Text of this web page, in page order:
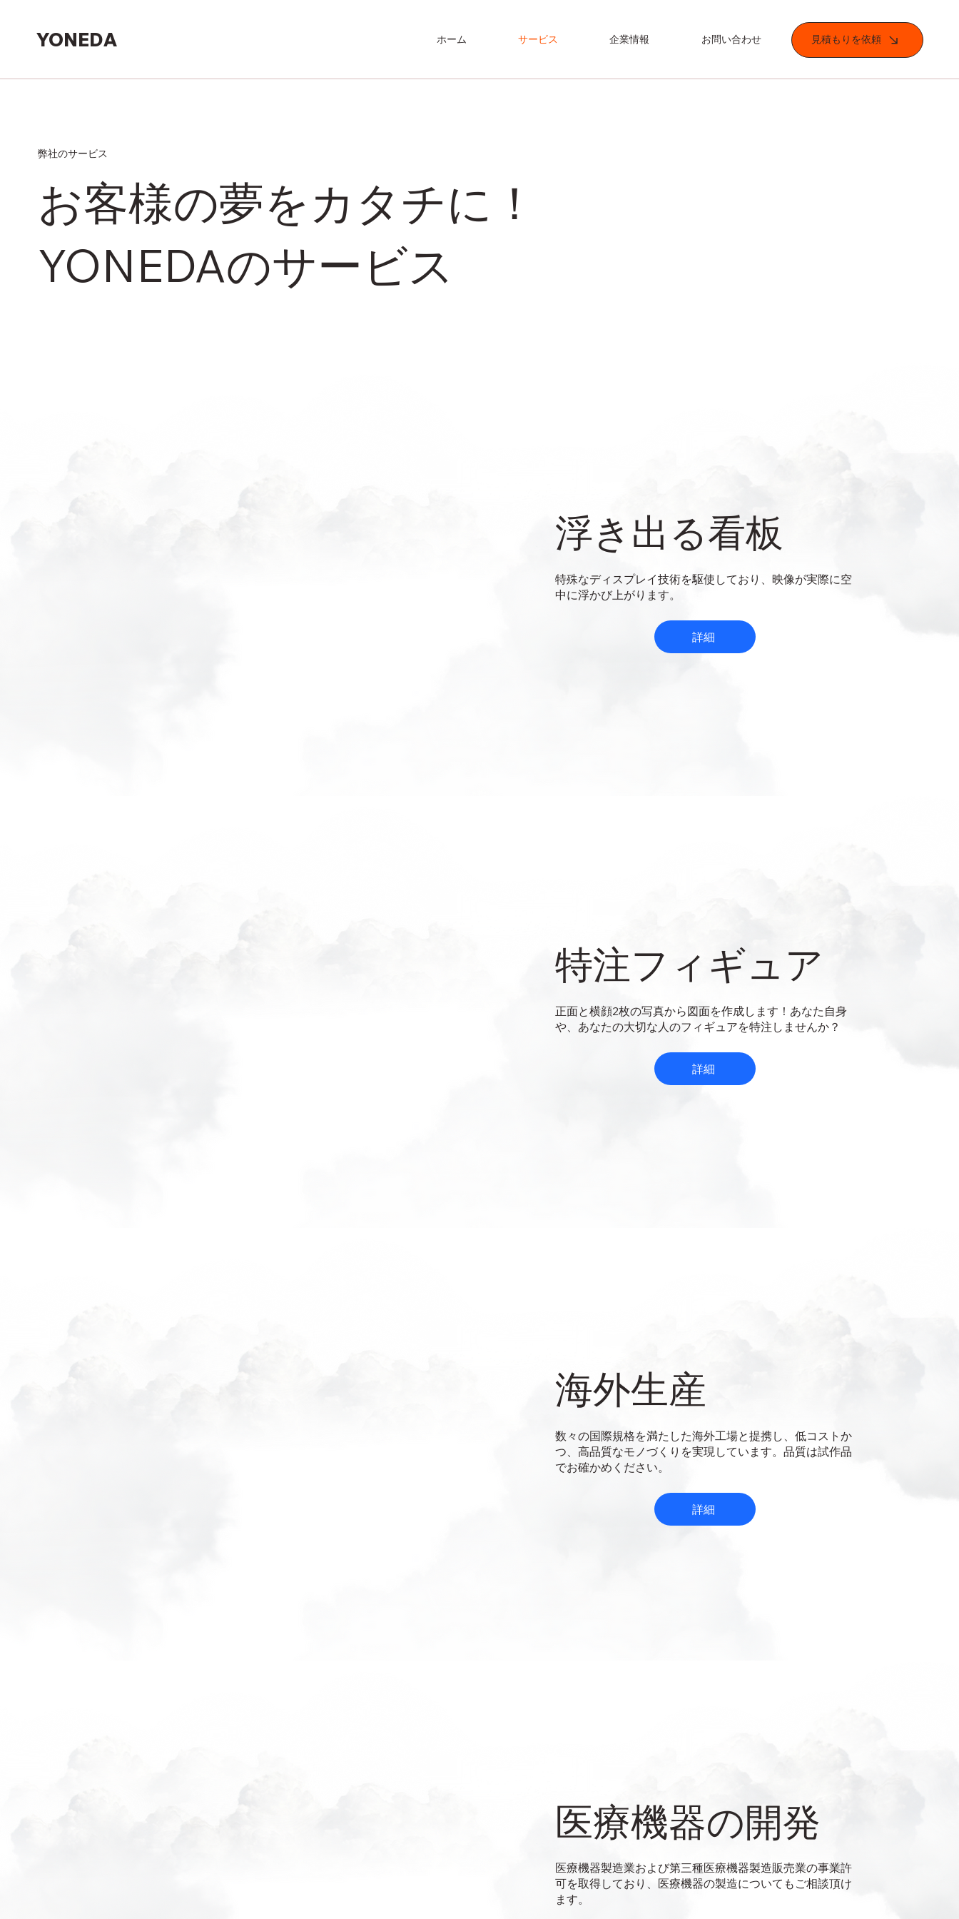
YONEDA 見積もりを依頼
ホーム サービス 企業情報 お問い合わせ
お客様の夢をカタチに！
YONEDAのサービス
弊社のサービス
特殊なディスプレイ技術を駆使しており、映像が実際に空
中に浮かび上がります。
浮き出る看板
詳細
正面と横顔2枚の写真から図面を作成します！あなた自身
や、あなたの大切な人のフィギュアを特注しませんか？
特注フィギュア
詳細
数々の国際規格を満たした海外工場と提携し、低コストか
つ、高品質なモノづくりを実現しています。品質は試作品
でお確かめください。
海外生産
詳細
医療機器製造業および第三種医療機器製造販売業の事業許
可を取得しており、医療機器の製造についてもご相談頂け
ます。
医療機器の開発